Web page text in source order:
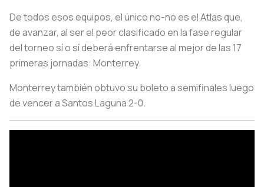
De todos esos equipos, el único no-no es el Atlas que,
de avanzar, al ser el peor clasificado en la fase regular
del torneo sí o sí deberá enfrentarse al mejor de las 17
primeras jornadas: Monterrey.
Monterrey también obtuvo su boleto a semifinales luego
de vencer a Santos Laguna 2-0.